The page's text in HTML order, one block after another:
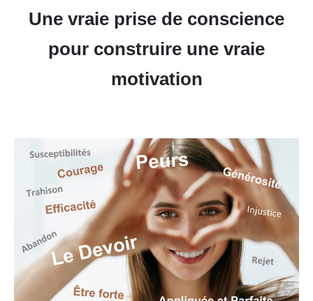
Une vraie prise de conscience
pour construire une vraie
motivation